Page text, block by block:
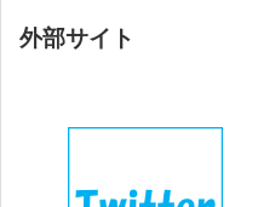
外部サイト